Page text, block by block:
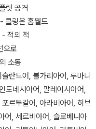
릿 공격
링온 홈월드
적의 적
로
소동
란드어, 불가리아어, 루마니
도네시아어, 말레이시아어,
르투갈어, 아라비아어, 히브
어, 세르비아어, 슬로베니아